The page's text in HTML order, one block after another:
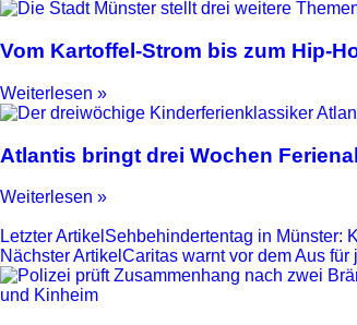
Vom Kartoffel-Strom bis zum Hip-
Weiterlesen »
Atlantis bringt drei Wochen
Weiterlesen »
Letzter Artikel Sehbehindertentag in Münster:
Nächster Artikel Caritas warnt vor dem Aus